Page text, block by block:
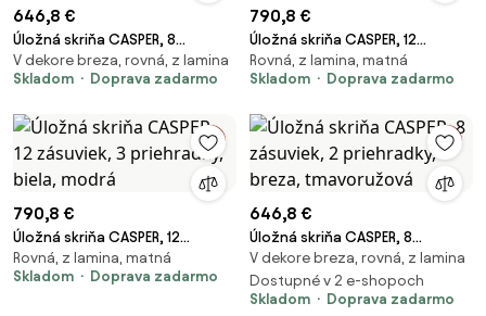
646,8 €
Úložná skriňa CASPER, 8
zásuviek, 2 priehradky, breza,
modrá
V dekore breza, rovná, z lamina
Skladom
Doprava zadarmo
790,8 €
Úložná skriňa CASPER, 12
zásuviek, 3 priehradky, biela,
tmavoružová
Rovná, z lamina, matná
Skladom
Doprava zadarmo
790,8 €
Úložná skriňa CASPER, 12
zásuviek, 3 priehradky, biela,
modrá
Rovná, z lamina, matná
Skladom
Doprava zadarmo
646,8 €
Úložná skriňa CASPER, 8
zásuviek, 2 priehradky, breza,
tmavoružová
V dekore breza, rovná, z lamina
Dostupné v 2 e-shopoch
Skladom
Doprava zadarmo